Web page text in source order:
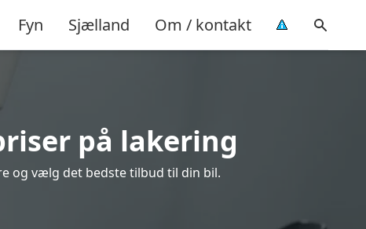
Fyn Sjælland Om / kontakt
på lakering
og vælg det bedste tilbud til din bil.